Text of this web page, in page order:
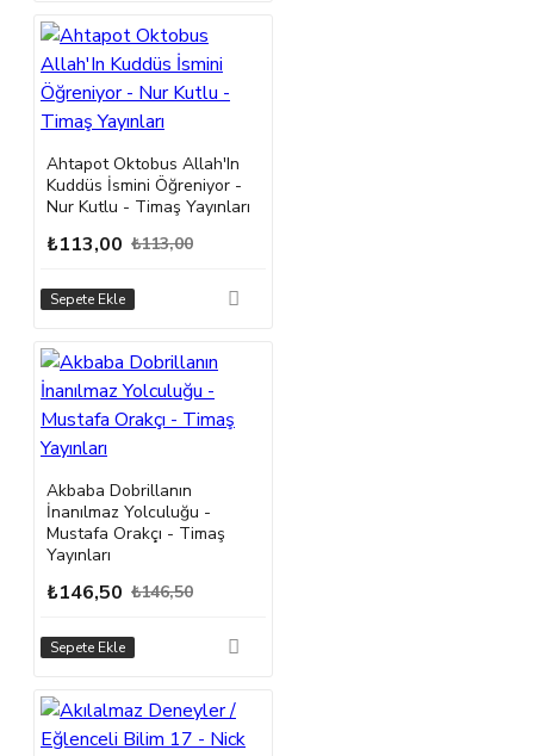
Ahtapot Oktobus Allah'In
Kuddüs İsmini Öğreniyor -
Nur Kutlu - Timaş Yayınları
₺113,00 ₺113,00
Sepete Ekle
Akbaba Dobrillanın
İnanılmaz Yolculuğu -
Mustafa Orakçı - Timaş
Yayınları
₺146,50 ₺146,50
Sepete Ekle